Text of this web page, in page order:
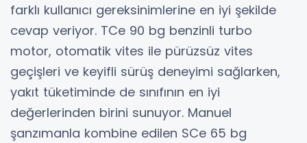
farklı kullanıcı gereksinimlerine en iyi şekilde
cevap veriyor. TCe 90 bg benzinli turbo
motor, otomatik vites ile pürüzsüz vites
geçişleri ve keyifli sürüş deneyimi sağlarken,
yakıt tüketiminde de sınıfının en iyi
değerlerinden birini sunuyor. Manuel
şanzımanla kombine edilen SCe 65 bg